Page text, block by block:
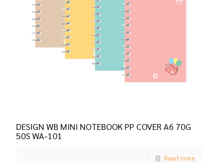
DESIGN WB MINI NOTEBOOK PP COVER A6 70G
50S WA-101
Read more